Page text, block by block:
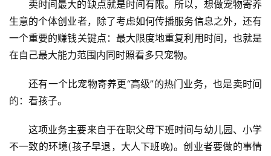
卖时间最大的缺点就是时间有限。所以，想做宠物寄养
生意的个体创业者，除了考虑如何传播服务信息之外，还有
一个重要的赚钱关键点：最大限度地重复利用时间，也就是
在自己最大能力范围内同时照看多只宠物。
还有一个比宠物寄养更“高级”的热门业务，也是卖时间
的：看孩子。
这项业务主要来自于在职父母下班时间与幼儿园、小学
不一致的环境(孩子早退，大人下班晚)。创业者要做的事情